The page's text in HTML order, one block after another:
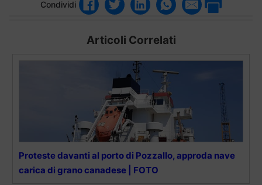
Condividi
Articoli Correlati
Proteste davanti al porto di Pozzallo, approda nave
carica di grano canadese | FOTO